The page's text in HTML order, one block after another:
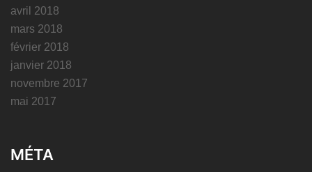
avril 2018
mars 2018
février 2018
janvier 2018
novembre 2017
mai 2017
MÉTA